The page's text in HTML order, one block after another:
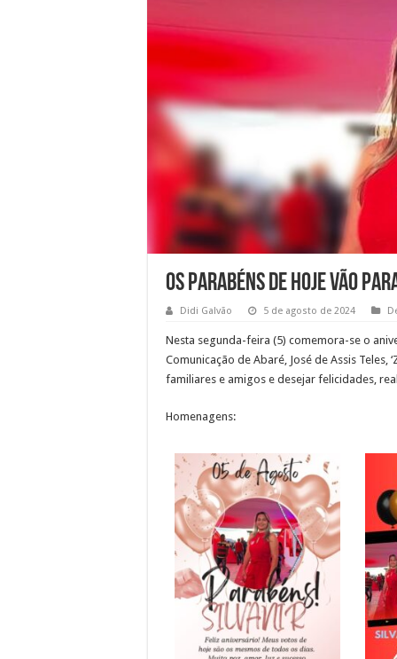
Os parabéns de hoje vão
Didi Galvão 5 de agosto de 2024
Nesta segunda-feira (5) comemora-se o
Comunicação de Abaré, José de Assis Teles,
familiares e amigos e desejar felicidades,
Homenagens: